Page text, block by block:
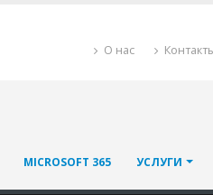
О нас
MICROSOFT 365 УСЛУГИ